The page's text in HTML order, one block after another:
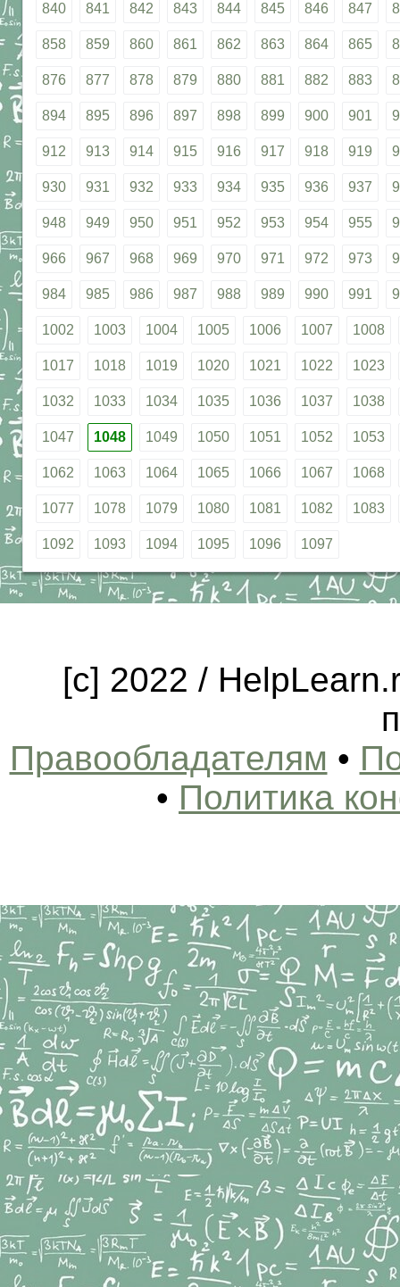
840 841 842 843 844 845 846 847
858 859 860 861 862 863 864 865
876 877 878 879 880 881 882 883
894 895 896 897 898 899 900 901
912 913 914 915 916 917 918 919
930 931 932 933 934 935 936 937
948 949 950 951 952 953 954 955
966 967 968 969 970 971 972 973
984 985 986 987 988 989 990 991
1002 1003 1004 1005 1006 1007 1008
1017 1018 1019 1020 1021 1022 1023
1032 1033 1034 1035 1036 1037 1038
1047 1048 1049 1050 1051 1052 1053
1062 1063 1064 1065 1066 1067 1068
1077 1078 1079 1080 1081 1082 1083
1092 1093 1094 1095 1096 1097
[c] 2022 /
Правообладателям •
• Политика